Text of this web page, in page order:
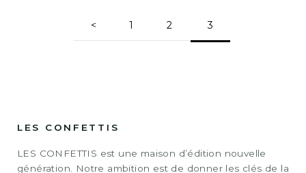
< 1 2 3
LES CONFETTIS
LES CONFETTIS est une maison d’édition nouvelle
génération. Notre ambition est de donner les clés de la